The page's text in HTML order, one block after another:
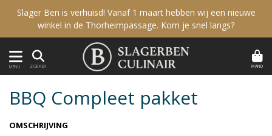
Slager Ben is verhuisd! Vanaf 1 maart hebben wij een nieuwe
winkel in de Thorheimpassage. Kom je snel langs?
MENU ZOEKEN MAND
OMSCHRIJVING
BBQ Compleet pakket